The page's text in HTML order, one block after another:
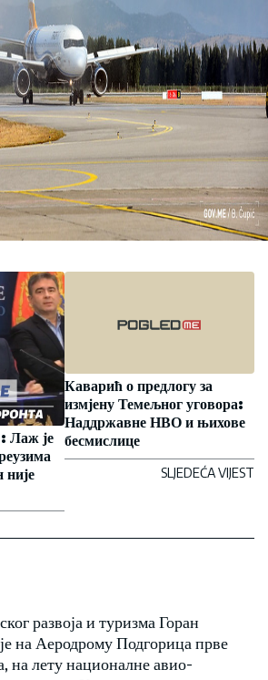
Лаж је
није
Каварић о предлогу за
измјену Темељног уговора:
Наддржавне НВО и њихове
бесмислице
SLJEDEĆA VIJEST
развоја и туризма Горан
на Аеродрому Подгорица прве
на лету националне авио-